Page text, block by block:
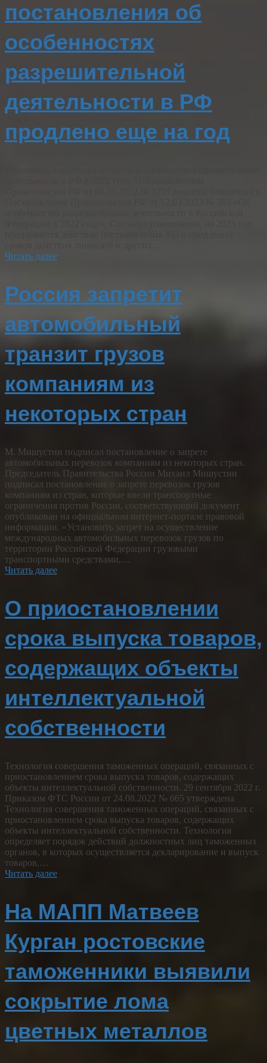
постановления об
особенностях
разрешительной
деятельности в РФ
продлено еще на год
Читать далее
Россия запретит
автомобильный
транзит грузов
компаниям из
некоторых стран
М. Мишустин подписал постановление о запрете
автомобильных перевозок компаниям из некоторых стран.
Председатель Правительства России Михаил Мишустин
подписал постановление о запрете перевозок грузов
компаниям из стран, которые ввели транспортные
ограничения против России, соответствующий документ
опубликован на официальном интернет-портале правовой
информации. «Установить запрет на осуществление
международных автомобильных перевозок грузов по
территории Российской Федерации грузовыми
транспортными средствами,…
Читать далее
О приостановлении
срока выпуска товаров,
содержащих объекты
интеллектуальной
собственности
Технология совершения таможенных операций, связанных с
приостановлением срока выпуска товаров, содержащих
объекты интеллектуальной собственности. 29 сентября 2022 г.
Приказом ФТС России от 24.08.2022 № 665 утверждена
Технология совершения таможенных операций, связанных с
приостановлением срока выпуска товаров, содержащих
объекты интеллектуальной собственности. Технология
определяет порядок действий должностных лиц таможенных
органов, в которых осуществляется декларирование и выпуск
товаров,…
Читать далее
На МАПП Матвеев
Курган ростовские
таможенники выявили
сокрытие лома
цветных металлов